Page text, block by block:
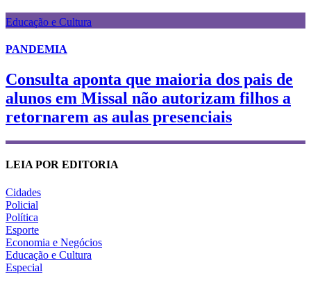
Educação e Cultura
PANDEMIA
Consulta aponta que maioria dos pais de
alunos em Missal não autorizam filhos a
retornarem as aulas presenciais
LEIA POR EDITORIA
Cidades
Policial
Política
Esporte
Economia e Negócios
Educação e Cultura
Especial